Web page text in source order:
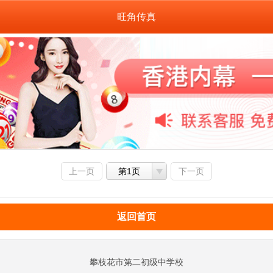
旺角传真
上一页 第1页 下一页
返回首页
攀枝花市第二初级中学校